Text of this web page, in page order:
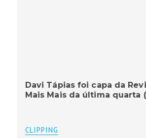
Davi Tápias foi capa da
Mais Mais da última quarta
CLIPPING